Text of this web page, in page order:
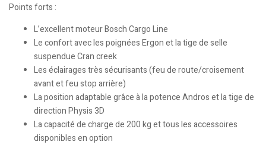
Points forts :
L’excellent moteur Bosch Cargo Line
Le confort avec les poignées Ergon et la tige de selle
suspendue Cran creek
Les éclairages très sécurisants (feu de route/croisement
avant et feu stop arrière)
La position adaptable grâce à la potence Andros et la tige de
direction Physis 3D
La capacité de charge de 200 kg et tous les accessoires
disponibles en option